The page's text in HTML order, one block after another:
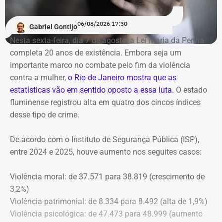
ao MPRJ
O voto do relator José Gomes Graciosa, aprovado pelo
plenário do TCE-RJ, determina a notificação da ex-
presidente do Itaprevi Fernanda; do ex-prefeito de Itaguaí,
Rubem Vieira de Souza, o Rubão; e de outros diretores e
conselheiros do fundo municipal.
Além disso, o tribunal aprovou a expedição de ofício com
cópia integral do processo ao Ministério Público do
apuração de possíveis ilícitos nas esferas cível e criminal,
e à Secretaria de Regime Próprio e Complementar do
Gabriel Gontijo06/08/2026 17:30
Nesta sexta-feira, dia 7 de agosto, a Lei Maria da Penha
completa 20 anos de existência. Embora seja um
importante marco no combate pelo fim da violência
contra a mulher, o Rio de Janeiro mostra que as
estatísticas vão em sentido oposto a essa luta. O estado
fluminense registrou alta em quatro dos cincos índices
desse tipo de crime.
De acordo com o Instituto de Segurança Pública (ISP),
entre 2024 e 2025, houve aumento nos seguites casos:
Violência moral: de 37.571 para 38.819 (crescimento de
3,2%)
Violência patrimonial: de 8.334 para 8.492 (alta de 1,9%)
Violência psicológica: de 47.473 para 48.999 (aumento